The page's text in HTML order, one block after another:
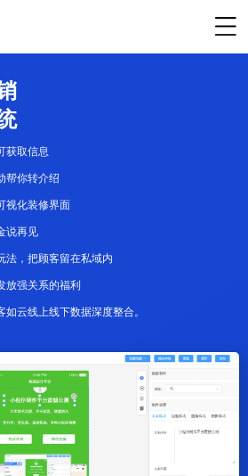
获取信息
帮你转介绍
视化装修界面
说再见
法，把顾客留在私域内
放强关系的福利
云线上线下数据深度整合。